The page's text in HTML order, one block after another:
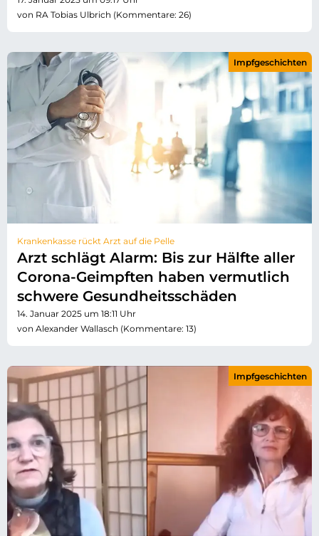
von RA Tobias Ulbrich (Kommentare: 26)
Krankenkasse rückt Arzt auf die Pelle
Arzt schlägt Alarm: Bis zur Hälfte aller
Corona-Geimpften haben vermutlich
schwere Gesundheitsschäden
14. Januar 2025 um 18:11 Uhr
von Alexander Wallasch (Kommentare: 13)
Impfgeschichten
Impfgeschichten